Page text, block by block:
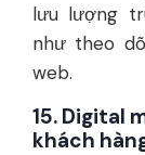
lưu lượng
như theo
web.
15. Digital
khách